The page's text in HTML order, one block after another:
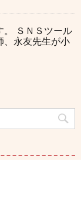
。 ＳＮＳツール
、永友先生が小